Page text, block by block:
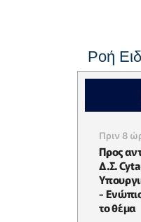
Ροή
Πριν 8
Προς
Δ.Σ.
-
το θέμα